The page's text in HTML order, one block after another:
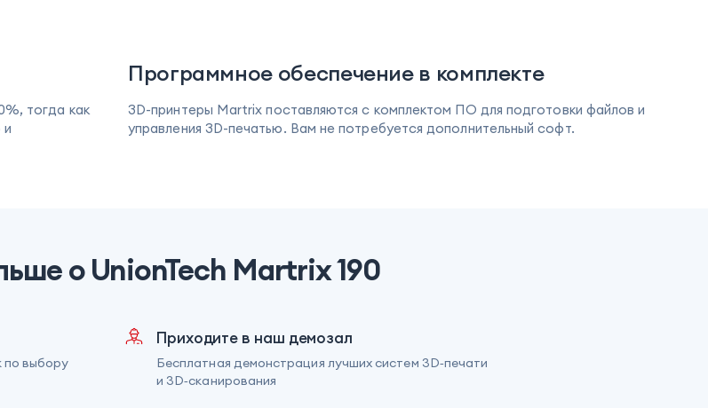
тогда как
и
Программное обеспечение в комплекте
3D-принтеры Martrix поставляются с комплектом ПО для подготовки файлов и
управления 3D-печатью. Вам не потребуется дополнительный софт.
о UnionTech Martrix 190
по выбору
Приходите в наш демозал
Бесплатная демонстрация лучших систем 3D‑печати
и 3D‑сканирования